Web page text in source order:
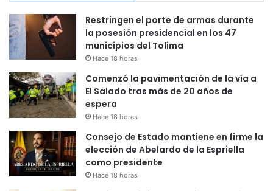
Restringen el porte de armas durante
la posesión presidencial en los 47
municipios del Tolima
Hace 18 horas
Comenzó la pavimentación de la vía a
El Salado tras más de 20 años de
espera
Hace 18 horas
Consejo de Estado mantiene en firme la
elección de Abelardo de la Espriella
como presidente
Hace 18 horas